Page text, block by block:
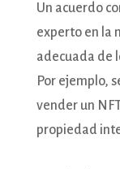
Un acuerdo
experto en la
adecuada de
Por ejemplo,
vender un
propiedad